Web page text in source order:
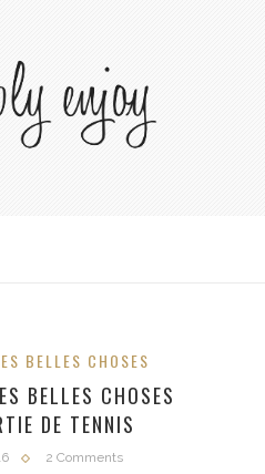
BELLES CHOSES
BELLES CHOSES
DE TENNIS
2 Comments